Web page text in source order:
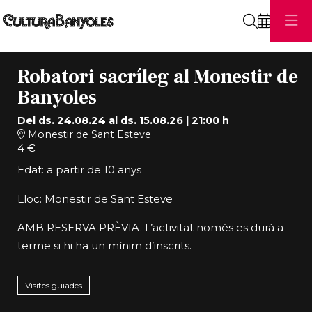
Robatori sacríleg al Monestir de
Banyoles
Del ds. 24.08.24 al ds. 15.08.26| 21:00 h
Monestir de Sant Esteve
4 €
Edat: a partir de 10 anys
Lloc: Monestir de Sant Esteve
AMB RESERVA PRÈVIA. L’activitat només es durà a
terme si hi ha un mínim d’inscrits.
Visites guiades